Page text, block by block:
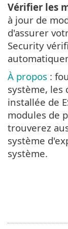
Vérifier les
à jour de
d'assurer
Security
À propos :
système, les
installée de
modules de
trouverez
système
système.